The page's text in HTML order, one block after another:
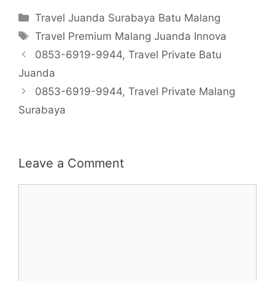
Categories
Travel Juanda Surabaya Batu Malang
Tags
Travel Premium Malang Juanda Innova
0853-6919-9944, Travel Private Batu
Juanda
0853-6919-9944, Travel Private Malang
Surabaya
Leave a Comment